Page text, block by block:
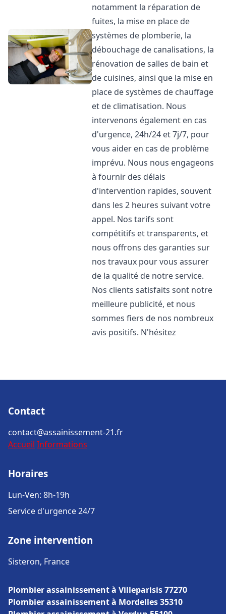
notamment la réparation de
fuites, la mise en place de
systèmes de plomberie, la
débouchage de canalisations, la
rénovation de salles de bain et
de cuisines, ainsi que la mise en
place de systèmes de chauffage
et de climatisation. Nous
intervenons également en cas
d'urgence, 24h/24 et 7j/7, pour
vous aider en cas de problème
imprévu. Nous nous engageons
à fournir des délais
d'intervention rapides, souvent
dans les 2 heures suivant votre
appel. Nos tarifs sont
compétitifs et transparents, et
nous offrons des garanties sur
nos travaux pour vous assurer
de la qualité de notre service.
Nos clients satisfaits sont notre
meilleure publicité, et nous
sommes fiers de nos nombreux
avis positifs. N'hésitez
Contact
contact@assainissement-21.fr
Accueil Informations
Horaires
Lun-Ven: 8h-19h
Service d'urgence 24/7
Zone intervention
Sisteron, France
Plombier assainissement à Villeparisis 77270
Plombier assainissement à Mordelles 35310